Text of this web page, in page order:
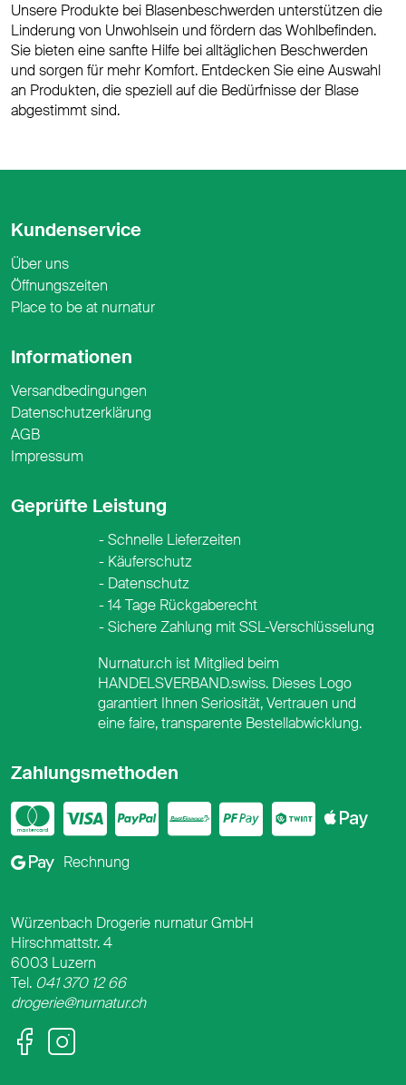
Unsere Produkte bei Blasenbeschwerden unterstützen die
Linderung von Unwohlsein und fördern das Wohlbefinden.
Sie bieten eine sanfte Hilfe bei alltäglichen Beschwerden
und sorgen für mehr Komfort. Entdecken Sie eine Auswahl
an Produkten, die speziell auf die Bedürfnisse der Blase
abgestimmt sind.
Kundenservice
Über uns
Öffnungszeiten
Place to be at nurnatur
Informationen
Versandbedingungen
Datenschutzerklärung
AGB
Impressum
Geprüfte Leistung
Schnelle Lieferzeiten
Käuferschutz
Datenschutz
14 Tage Rückgaberecht
Sichere Zahlung mit SSL-Verschlüsselung
Zahlungsmethoden
Mastercard
VisaPayPal
PostFinance
Twint
Google Pay
Rechnung
Nurnatur.ch ist Mitglied beim
HANDELSVERBAND.swiss. Dieses Logo
garantiert Ihnen Seriosität, Vertrauen und
eine faire, transparente Bestellabwicklung.
Facebook
Instagram
Würzenbach Drogerie nurnatur GmbH
Hirschmattstr. 4
6003 Luzern
Tel. 041 370 12 66
drogerie@nurnatur.ch